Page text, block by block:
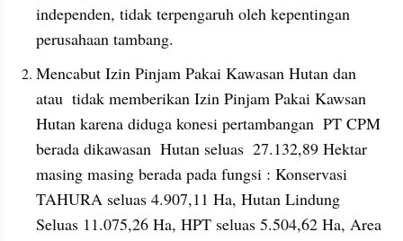
independen, tidak terpengaruh oleh kepentingan
perusahaan tambang.
Mencabut Izin Pinjam Pakai Kawasan Hutan dan
atau  tidak memberikan Izin Pinjam Pakai Kawsan
Hutan karena diduga konesi pertambangan  PT CPM
berada dikawasan  Hutan seluas  27.132,89 Hektar
masing masing berada pada fungsi : Konservasi
TAHURA seluas 4.907,11 Ha, Hutan Lindung
Seluas 11.075,26 Ha, HPT seluas 5.504,62 Ha, Area